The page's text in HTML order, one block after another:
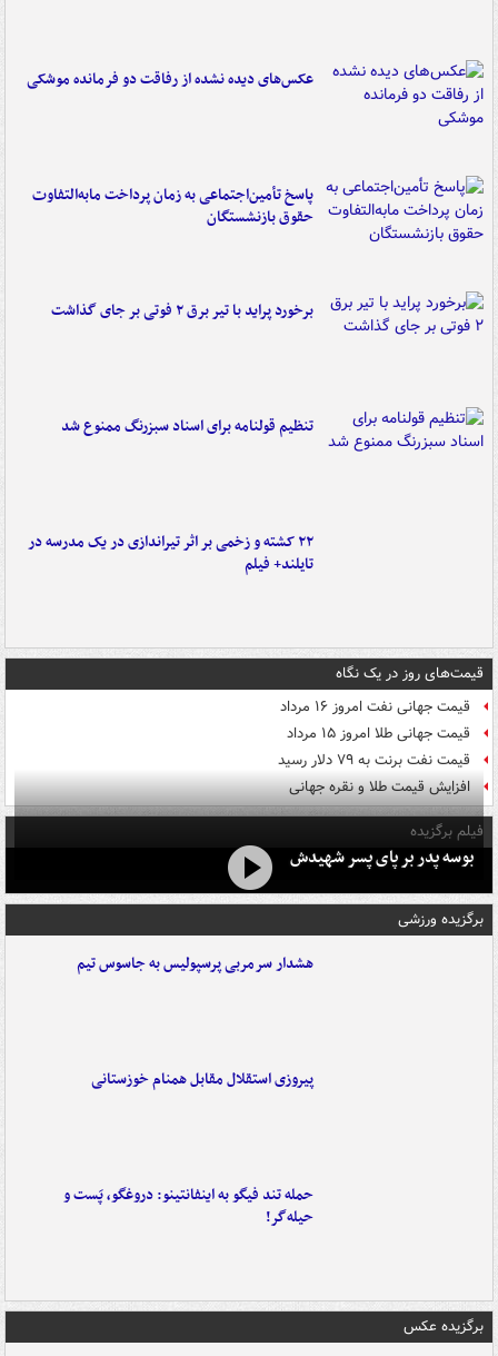
عکس‌های دیده نشده از رفاقت دو فرمانده‌ موشکی
پاسخ تأمین‌اجتماعی به زمان پرداخت مابه‌التفاوت
حقوق بازنشستگان
برخورد پراید با تیر برق ۲ فوتی بر جای گذاشت
تنظیم قولنامه برای اسناد سبزرنگ ممنوع شد
۲۲ کشته و زخمی بر اثر تیراندازی در یک مدرسه در
تایلند+ فیلم
قیمت‌های روز در یک نگاه
قیمت جهانی نفت امروز ۱۶ مرداد
قیمت جهانی طلا امروز ۱۵ مرداد
قیمت نفت برنت به ۷۹ دلار رسید
افزایش قیمت طلا و نقره جهانی
فیلم برگزیده
بوسه‌ پدر بر پای پسر شهیدش
برگزیده ورزشی
هشدار سرمربی پرسپولیس به جاسوس تیم
پیروزی استقلال مقابل همنام خوزستانی
حمله تند فیگو به اینفانتینو: دروغگو، پَست‌ و
حیله‌گر!
برگزیده عکس